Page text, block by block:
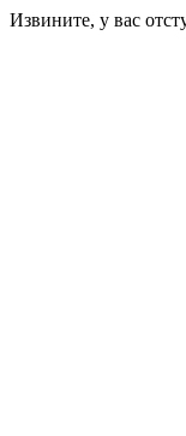
Извините, у вас